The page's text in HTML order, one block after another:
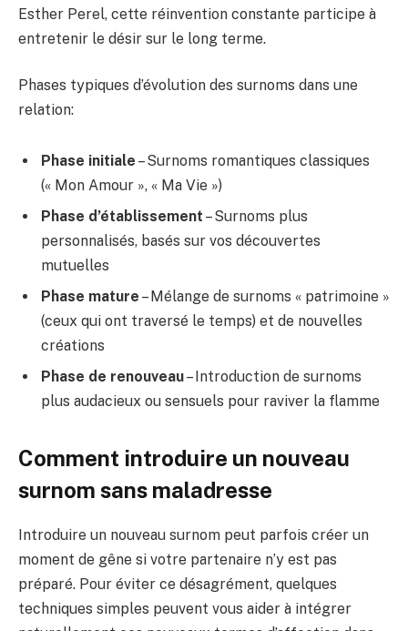
Esther Perel, cette réinvention constante participe à
entretenir le désir sur le long terme.
Phases typiques d’évolution des surnoms dans une
relation:
Phase initiale – Surnoms romantiques classiques
(« Mon Amour », « Ma Vie »)
Phase d’établissement – Surnoms plus
personnalisés, basés sur vos découvertes
mutuelles
Phase mature – Mélange de surnoms « patrimoine »
(ceux qui ont traversé le temps) et de nouvelles
créations
Phase de renouveau– Introduction de surnoms
plus audacieux ou sensuels pour raviver la flamme
Comment introduire un nouveau
surnom sans maladresse
Introduire un nouveau surnom peut parfois créer un
moment de gêne si votre partenaire n’y est pas
préparé. Pour éviter ce désagrément, quelques
techniques simples peuvent vous aider à intégrer